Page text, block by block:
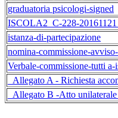
graduatoria psicologi-signed
ISCOLA2_C-228-
istanza-di-partecipazione
nomina-commissione-
Verbale-commissione-tutti a-
_Allegato A - Richiesta
_Allegato B -Atto